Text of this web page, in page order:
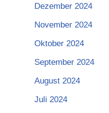
Dezember 2024
November 2024
Oktober 2024
September 2024
August 2024
Juli 2024